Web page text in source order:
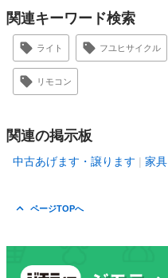
関連キーワード検索
ライト フユヒサイクル
リモコン
関連の掲示板
中古あげます・譲ります 家具
ページTOPへ